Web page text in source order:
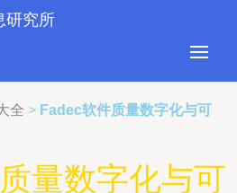
研究所
全 > Fadec软件质量数字化与可
量数字化与可